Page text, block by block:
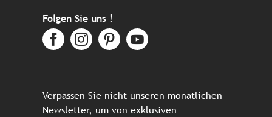
Folgen Sie uns !
Verpassen Sie nicht unseren monatlichen
Newsletter, um von exklusiven